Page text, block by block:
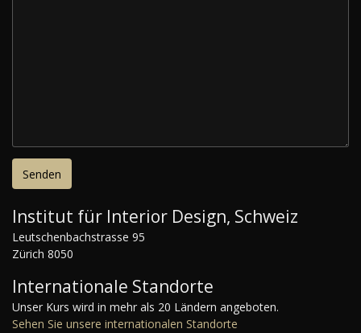
Institut für Interior Design, Schweiz
Leutschenbachstrasse 95
Zürich 8050
Internationale Standorte
Unser Kurs wird in mehr als 20 Ländern angeboten.
Sehen Sie unsere internationalen Standorte